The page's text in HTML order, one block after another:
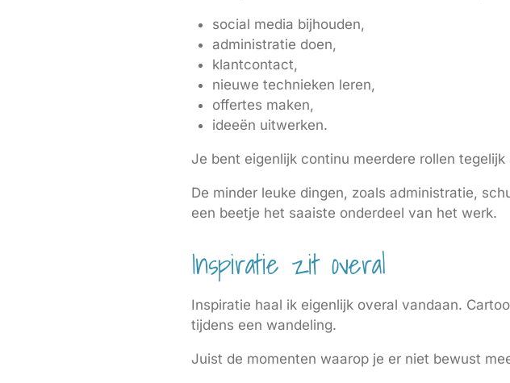
social media bijhouden,
administratie doen,
klantcontact,
nieuwe technieken leren,
offertes maken,
ideeën uitwerken.
Je bent eigenlijk continu meerdere rollen
De minder leuke dingen, zoals administratie,
een beetje het saaiste onderdeel van het werk.
Inspiratie zit overal
Inspiratie haal ik eigenlijk overal vandaan.
tijdens een wandeling.
Juist de momenten waarop je er niet bewust